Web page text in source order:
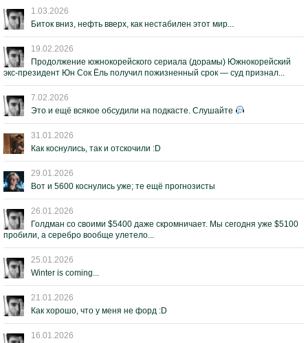
1.03.2026
Биток вниз, нефть вверх, как нестабилен этот мир...
19.02.2026
Продолжение южнокорейского сериала (дорамы) Южнокорейский
экс-президент Юн Сок Ёль получил пожизненный срок — суд признал...
7.02.2026
Это и ещё всякое обсудили на подкасте. Слушайте
31.01.2026
Как коснулись, так и отскочили :D
29.01.2026
Вот и 5600 коснулись уже; те ещё прогнозисты
26.01.2026
Голдман со своими $5400 даже скромничает. Мы сегодня уже $5100
пробили, а серебро вообще улетело...
25.01.2026
Winter is coming...
21.01.2026
Как хорошо, что у меня не форд :D
16.01.2026